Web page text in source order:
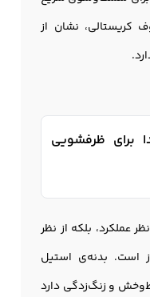
کریستالی، نشان از
برای ظرفشویی
از نظر عملکرد، بلکه از نظر
است. بدنه‌ی استیل
و زنگ‌زدگی دارد